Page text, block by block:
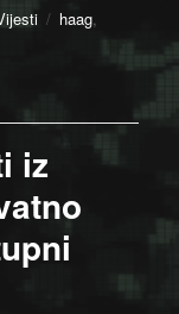
Tags
haag,
iz